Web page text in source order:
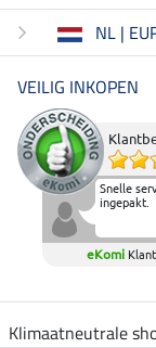
NL |
VEILIG INKOPEN
Snelle
ingepakt.
eKomi
Klimaatneutrale